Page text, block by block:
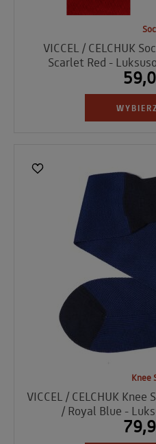
VICCEL / CELCHUK
Scarlet Red -
Knee
VICCEL / CELCHUK
/ Royal Blue -